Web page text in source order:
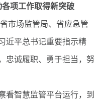
项工作取得新突破
场监管局、省应急管
近平总书记重要指示精
忠诚履职、勇于担当，努
智慧监管平台运行，到